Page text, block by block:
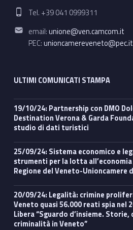
Phone number:
Tel. +39 041 0999311
Email address:
email:unione@ven.camcom.it
PEC:unioncamereveneto@pec.it
ULTIMI COMUNICATI STAMPA
19/10/24: Partnership con DMO Dolomiti Bellunesi e
Destination Verona & Garda
studio di dati turistici
25/09/24: Sistema economico e legalità, regole e
strumenti per la lotta all’economia
Regione del Veneto-Unioncamere
20/09/24: Legalità: crimine proliferato in pandemia, in
Veneto quasi 56.000 reati spia nel
Libera “Sguardo d’insieme.
criminalità in Veneto”